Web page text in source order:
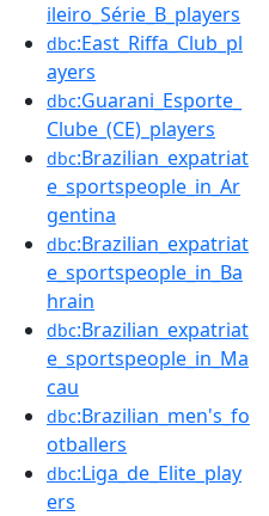
ileiro_Série_B_players
dbc:East_Riffa_Club_pl
ayers
dbc:Guarani_Esporte_
Clube_(CE)_players
dbc:Brazilian_expatriat
e_sportspeople_in_Ar
gentina
dbc:Brazilian_expatriat
e_sportspeople_in_Ba
hrain
dbc:Brazilian_expatriat
e_sportspeople_in_Ma
cau
dbc:Brazilian_men's_fo
otballers
dbc:Liga_de_Elite_play
ers